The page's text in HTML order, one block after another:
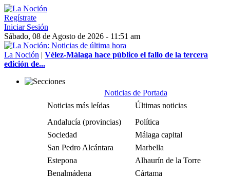
Regístrate
Iniciar Sesión
Sábado, 08 de Agosto de 2026 - 11:51 am
La Noción | Vélez-Málaga hace público el fallo de la tercera
edición de...
Noticias de Portada
Noticias más leídas
Últimas noticias
Andalucía (provincias)
Política
Sociedad
Málaga capital
San Pedro Alcántara
Marbella
Estepona
Alhaurín de la Torre
Benalmádena
Cártama